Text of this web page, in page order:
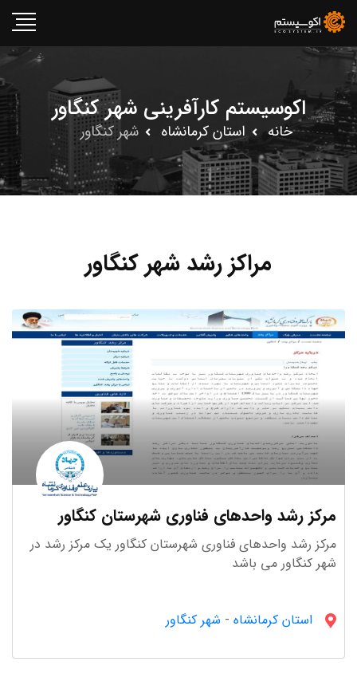
اکوسیستم کارآفرینی شهر کنگاور
خانه استان کرمانشاه شهر کنگاور
مراکز رشد شهر کنگاور
مرکز رشد واحدهای فناوری شهرستان کنگاور
مرکز رشد واحدهای فناوری شهرستان کنگاور یک مرکز رشد در
شهر کنگاور می باشد
استان کرمانشاه - شهر کنگاور